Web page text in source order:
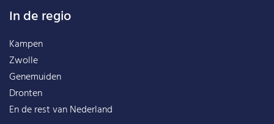
In de regio
Kampen
Zwolle
Genemuiden
Dronten
En de rest vanNederland